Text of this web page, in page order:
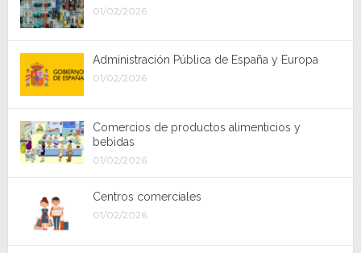
01/02/2026
Administración Pública de España y Europa
01/02/2026
Comercios de productos alimenticios y
bebidas
01/02/2026
Centros comerciales
01/02/2026